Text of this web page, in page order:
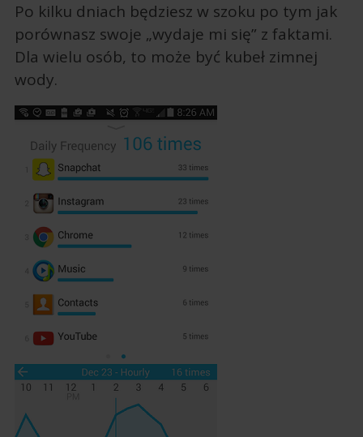
Po kilku dniach będziesz w szoku po tym jak
porównasz swoje „wydaje mi się” z faktami.
Dla wielu osób, to może być kubeł zimnej
wody.